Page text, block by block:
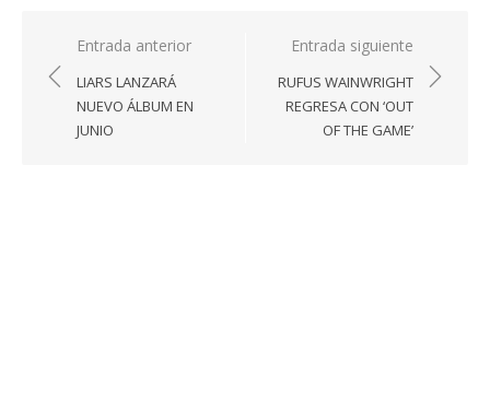
Navegación
de
entradas
Entrada anterior
LIARS LANZARÁ
NUEVO ÁLBUM EN
JUNIO
Entrada siguiente
RUFUS WAINWRIGHT
REGRESA CON ‘OUT
OF THE GAME’